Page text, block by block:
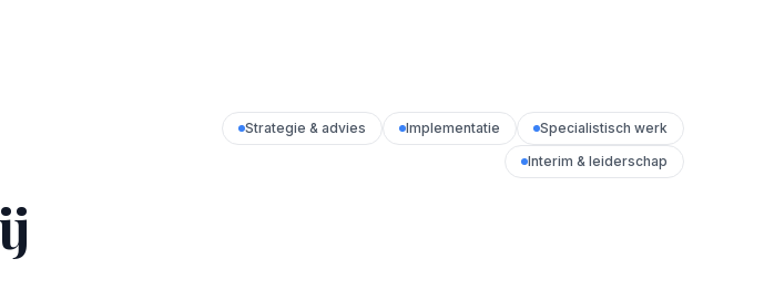
Strategie & advies Implementatie
Specialistisch werk
Interim & leiderschap